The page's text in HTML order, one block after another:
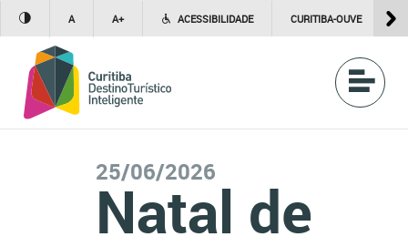
A A+ ACESSIBILIDADE CURITIBA-OUVE
25/06/2026
Natal de